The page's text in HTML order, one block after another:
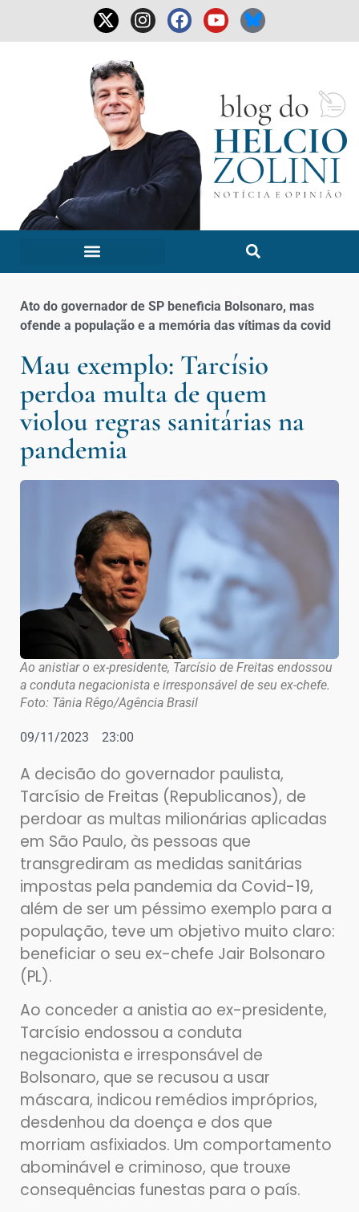
Ato do governador de SP beneficia Bolsonaro, mas
ofende a população e a memória das vítimas da covid
Mau exemplo: Tarcísio
perdoa multa de quem
violou regras sanitárias na
pandemia
Ao anistiar o ex-presidente, Tarcísio de Freitas endossou
a conduta negacionista e irresponsável de seu ex-chefe.
Foto: Tânia Rêgo/Agência Brasil
09/11/2023 23:00
A decisão do governador paulista,
Tarcísio de Freitas (Republicanos), de
perdoar as multas milionárias aplicadas
em São Paulo, às pessoas que
transgrediram as medidas sanitárias
impostas pela pandemia da Covid-19,
além de ser um péssimo exemplo para a
população, teve um objetivo muito claro:
beneficiar o seu ex-chefe Jair Bolsonaro
(PL).
Ao conceder a anistia ao ex-presidente,
Tarcísio endossou a conduta
negacionista e irresponsável de
Bolsonaro, que se recusou a usar
máscara, indicou remédios impróprios,
desdenhou da doença e dos que
morriam asfixiados. Um comportamento
abominável e criminoso, que trouxe
consequências funestas para o país.